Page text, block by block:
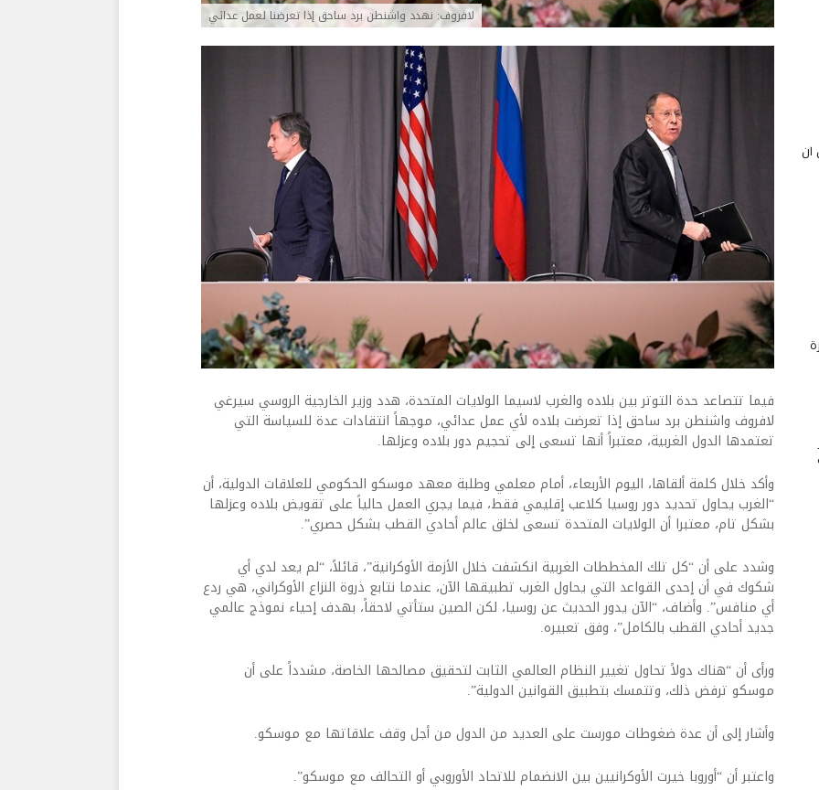
لافروف: نهدد واشنطن برد ساحق إذا تعرضنا لعمل عدائي
فيما تتصاعد حدة التوتر بين بلاده والغرب لاسيما الولايات المتحدة، هدد وزير الخارجية الروسي سيرغي
لافروف واشنطن برد ساحق إذا تعرضت بلاده لأي عمل عدائي، موجهاً انتقادات عدة للسياسة التي
تعتمدها الدول الغربية، معتبراً أنها تسعى إلى تحجيم دور بلاده وعزلها.
وأكد خلال كلمة ألقاها، اليوم الأربعاء، أمام معلمي وطلبة معهد موسكو الحكومي للعلاقات الدولية، أن
“الغرب يحاول تحديد دور روسيا كلاعب إقليمي فقط، فيما يجري العمل حالياً على تقويض بلاده وعزلها
بشكل تام، معتبرا أن الولايات المتحدة تسعى لخلق عالم أحادي القطب بشكل حصري”.
وشدد على أن “كل تلك المخططات الغربية انكشفت خلال الأزمة الأوكرانية”، قائلاً، “لم يعد لدي أي
شكوك في أن إحدى القواعد التي يحاول الغرب تطبيقها الآن، عندما نتابع ذروة النزاع الأوكراني، هي ردع
أي منافس”. وأضاف، “الآن يدور الحديث عن روسيا، لكن الصين ستأتي لاحقاً، بهدف إحياء نموذج عالمي
جديد أحادي القطب بالكامل”، وفق تعبيره.
ورأى أن “هناك دولاً تحاول تغيير النظام العالمي الثابت لتحقيق مصالحها الخاصة، مشدداً على أن
موسكو ترفض ذلك، وتتمسك بتطبيق القوانين الدولية”.
وأشار إلى أن عدة ضغوطات مورست على العديد من الدول من أجل وقف علاقاتها مع موسكو.
واعتبر أن “أوروبا خيرت الأوكرانيين بين الانضمام للاتحاد الأوروبي أو التحالف مع موسكو”.
أن